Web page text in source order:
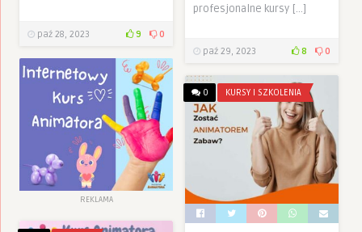
profesjonalne kursy […]
paź 29, 2023 8 0
paź 28, 2023 9 0
REKLAMA
0 KURSY I SZKOLENIA